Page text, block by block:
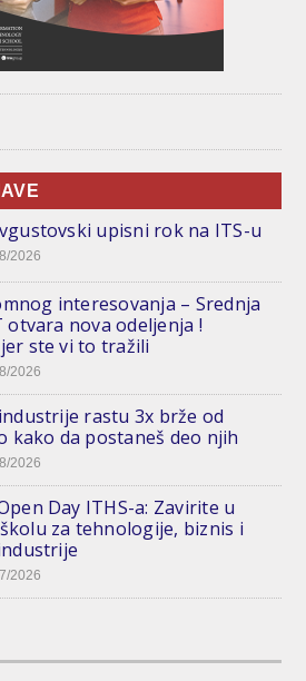
upisni rok na ITS-u
2026
interesovanja – Srednja
otvara nova odeljenja !
ste vi to tražili
2026
rastu 3x brže od
kako da postaneš deo njih
2026
Day ITHS-a: Zavirite u
za tehnologije, biznis i
2026